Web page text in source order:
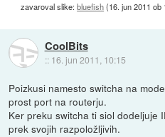
zavaroval slike:bluefish(16. jun 2011 ob
CoolBits
:: 16. jun 2011, 10:15
Poizkusi namesto switcha na
prost port na routerju.
Ker preku switcha ti siol dodeljuje
prek svojih razpoložljivih.